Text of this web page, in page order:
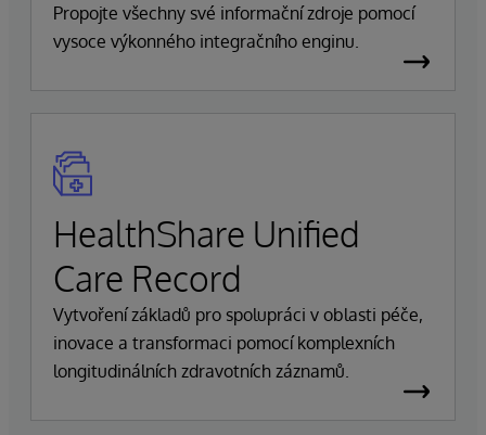
Propojte všechny své informační zdroje pomocí
vysoce výkonného integračního enginu.
HealthShare Unified
Care Record
Vytvoření základů pro spolupráci v oblasti péče,
inovace a transformaci pomocí komplexních
longitudinálních zdravotních záznamů.